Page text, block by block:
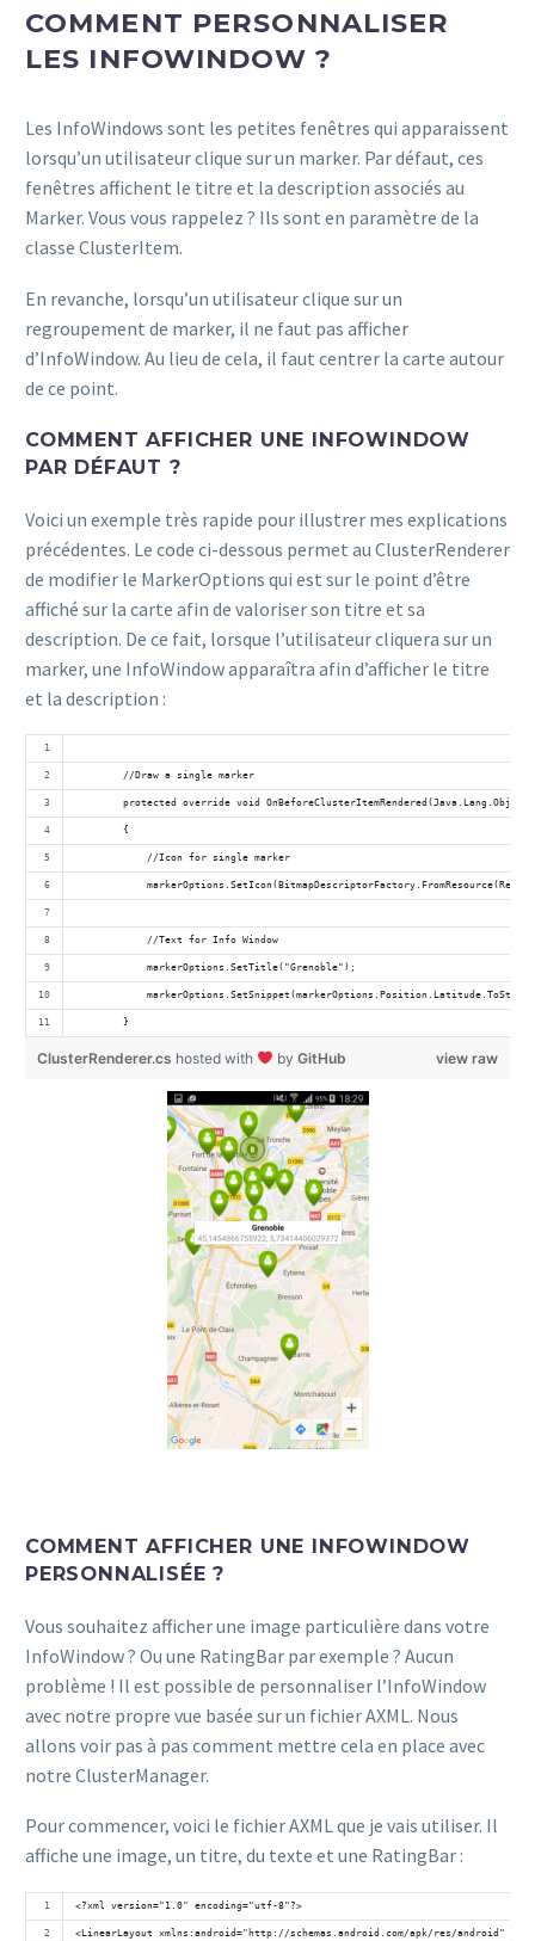
COMMENT PERSONNALISER
LES INFOWINDOW ?
Les InfoWindows sont les petites fenêtres qui apparaissent
lorsqu’un utilisateur clique sur un marker. Par défaut, ces
fenêtres affichent le titre et la description associés au
Marker. Vous vous rappelez ? Ils sont en paramètre de la
classe ClusterItem.
En revanche, lorsqu’un utilisateur clique sur un
regroupement de marker, il ne faut pas afficher
d’InfoWindow. Au lieu de cela, il faut centrer la carte autour
de ce point.
COMMENT AFFICHER UNE INFOWINDOW
PAR DÉFAUT ?
Voici un exemple très rapide pour illustrer mes explications
précédentes. Le code ci-dessous permet au ClusterRenderer
de modifier le MarkerOptions qui est sur le point d’être
affiché sur la carte afin de valoriser son titre et sa
description. De ce fait, lorsque l’utilisateur cliquera sur un
marker, une InfoWindow apparaîtra afin d’afficher le titre
et la description :
        //Draw a single marker
protected override void OnBeforeClusterItemRendered(Java.Lang.Object
        {
            //Icon for single marker
            //Text for Info Window
            markerOptions.SetTitle("Grenoble");
        }
view raw
ClusterRenderer.cs hosted with by GitHub
COMMENT AFFICHER UNE INFOWINDOW
PERSONNALISÉE ?
Vous souhaitez afficher une image particulière dans votre
InfoWindow ? Ou une RatingBar par exemple ? Aucun
problème ! Il est possible de personnaliser l’InfoWindow
avec notre propre vue basée sur un fichier AXML. Nous
allons voir pas à pas comment mettre cela en place avec
notre ClusterManager.
Pour commencer, voici le fichier AXML que je vais utiliser. Il
affiche une image, un titre, du texte et une RatingBar :
<?xml version="1.0" encoding="utf-8"?>
<LinearLayout xmlns:android="http://schemas.android.com/apk/res/android"